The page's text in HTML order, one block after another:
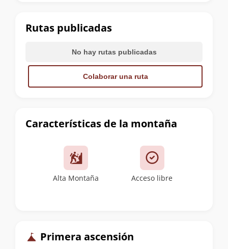
cumbre
Características de la montaña
Alta Montaña Acceso libre
Primera ascensión
Rutas publicadas
No hay rutas publicadas
Colaborar una ruta